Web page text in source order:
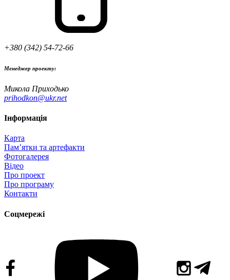
+380 (342) 54-72-66
Менеджер проекту:
Микола Приходько
prihodkon@ukr.net
Інформація
Карта
Пам’ятки та артефакти
Фотогалерея
Відео
Про проект
Про програму
Контакти
Соцмережі